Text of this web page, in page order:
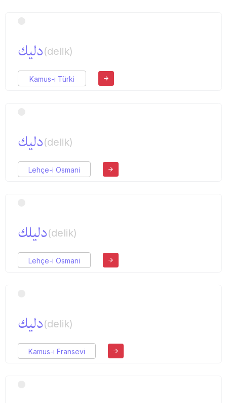
دلیك(delik)
Kamus-ı Türki
دلیك(delik)
Lehçe-i Osmani
دلیلك(delik)
Lehçe-i Osmani
دلیك(delik)
Kamus-ı Fransevi